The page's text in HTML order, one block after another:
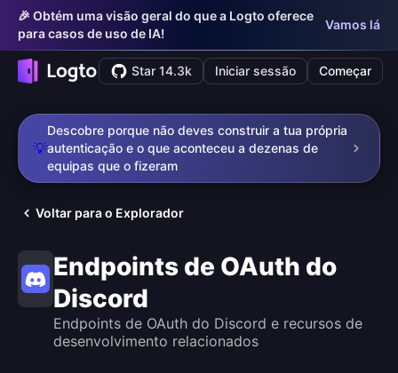
🎉 Obtém uma visão geral do que a Logto oferece
para casos de uso de IA!
Vamos lá
Star 14.3k Iniciar sessão Começar
💡
Descobre porque não deves construir a tua própria
autenticação e o que aconteceu a dezenas de
equipas que o fizeram
Voltar para o Explorador
Endpoints de OAuth do
Discord
Endpoints de OAuth do Discord e recursos de
desenvolvimento relacionados